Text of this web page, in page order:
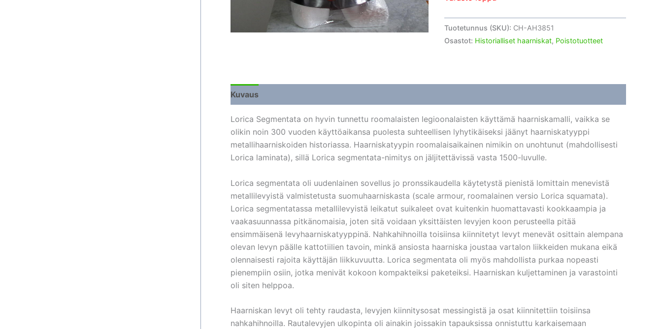
Tuotetunnus (SKU): CH-AH3851
Osastot: Historialliset haarniskat, Poistotuotteet
Kuvaus
Lorica Segmentata on hyvin tunnettu roomalaisten legioonalaisten käyttämä haarniskamalli, vaikka se
olikin noin 300 vuoden käyttöaikansa puolesta suhteellisen lyhytikäiseksi jäänyt haarniskatyyppi
metallihaarniskoiden historiassa. Haarniskatyypin roomalaisaikainen nimikin on unohtunut (mahdollisesti
Lorica laminata), sillä Lorica segmentata-nimitys on jäljitettävissä vasta 1500-luvulle.
Lorica segmentata oli uudenlainen sovellus jo pronssikaudella käytetystä pienistä lomittain menevistä
metallilevyistä valmistetusta suomuhaarniskasta (scale armour, roomalainen versio Lorica squamata).
Lorica segmentatassa metallilevyistä leikatut suikaleet ovat kuitenkin huomattavasti kookkaampia ja
vaakasuunnassa pitkänomaisia, joten sitä voidaan yksittäisten levyjen koon perusteella pitää
ensimmäisenä levyhaarniskatyyppinä. Nahkahihnoilla toisiinsa kiinnitetyt levyt menevät osittain alempana
olevan levyn päälle kattotiilien tavoin, minkä ansiosta haarniska joustaa vartalon liikkeiden mukana eikä
olennaisesti rajoita käyttäjän liikkuvuutta. Lorica segmentata oli myös mahdollista purkaa nopeasti
pienempiin osiin, jotka menivät kokoon kompakteiksi paketeiksi. Haarniskan kuljettaminen ja varastointi
oli siten helppoa.
Haarniskan levyt oli tehty raudasta, levyjen kiinnitysosat messingistä ja osat kiinnitettiin toisiinsa
nahkahihnoilla. Rautalevyjen ulkopinta oli ainakin joissakin tapauksissa onnistuttu karkaisemaan